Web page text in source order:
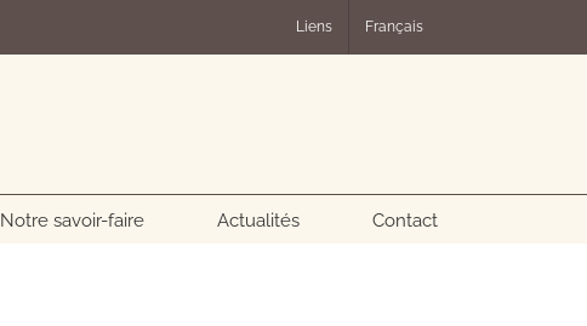
Liens Français
Notre savoir-faire Actualités Contact